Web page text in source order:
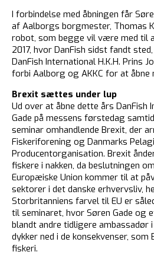
I forbindelse med åbningen får
af Aalborgs borgmester, Thomas
robot, som begge vil være med til
2017, hvor DanFish sidst fandt
DanFish International H.K.H. Prins
forbi Aalborg og AKKC for at åbne
Brexit sættes under lup
Ud over at åbne dette års DanFish
Gade på messens førstedag
seminar omhandlende Brexit, der
Fiskeriforening og Danmarks
Producentorganisation. Brexit
fiskere i nakken, da beslutningen
Europæiske Union kommer til at
sektorer i det danske erhvervsliv,
Storbritanniens farvel til EU er
til seminaret, hvor Søren Gade og
blandt andre tidligere ambassadør i
dykker ned i de konsekvenser,
fiskeri.